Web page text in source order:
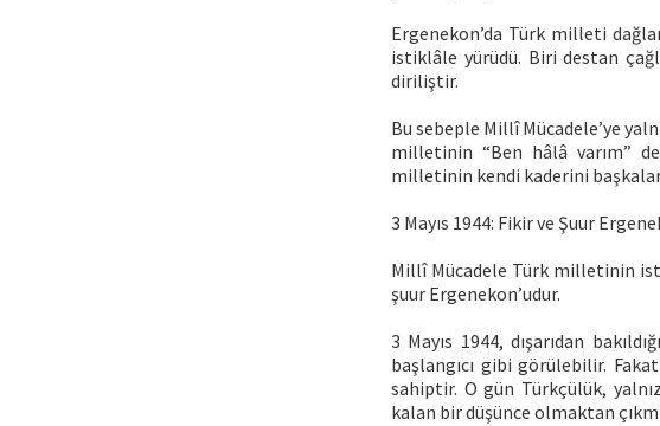
Ergenekon’da Türk milleti
istiklâle yürüdü. Biri destan
diriliştir.
Bu sebeple Millî Mücadele’ye
milletinin “Ben hâlâ varım”
milletinin kendi kaderini
3 Mayıs 1944: Fikir ve Şuur
Millî Mücadele Türk milletinin
şuur Ergenekon’udur.
3 Mayıs 1944, dışarıdan
başlangıcı gibi görülebilir.
sahiptir. O gün Türkçülük,
kalan bir düşünce olmaktan